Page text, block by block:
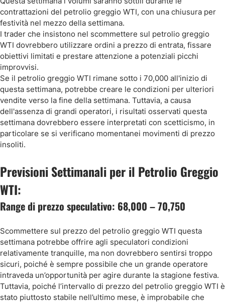
contrattazioni del petrolio greggio WTI, con una chiusura per
festività nel mezzo della settimana.
I trader che insistono nel scommettere sul petrolio greggio
WTI dovrebbero utilizzare ordini a prezzo di entrata, fissare
obiettivi limitati e prestare attenzione a potenziali picchi
improvvisi.
Se il petrolio greggio WTI rimane sotto i 70,000 all'inizio di
questa settimana, potrebbe creare le condizioni per ulteriori
vendite verso la fine della settimana. Tuttavia, a causa
dell'assenza di grandi operatori, i risultati osservati questa
settimana dovrebbero essere interpretati con scetticismo, in
particolare se si verificano momentanei movimenti di prezzo
insoliti.
Previsioni Settimanali per il Petrolio Greggio
WTI:
Range di prezzo speculativo: 68,000 – 70,750
Scommettere sul prezzo del petrolio greggio WTI questa
settimana potrebbe offrire agli speculatori condizioni
relativamente tranquille, ma non dovrebbero sentirsi troppo
sicuri, poiché è sempre possibile che un grande operatore
intraveda un’opportunità per agire durante la stagione festiva.
Tuttavia, poiché l’intervallo di prezzo del petrolio greggio WTI è
stato piuttosto stabile nell’ultimo mese, è improbabile che